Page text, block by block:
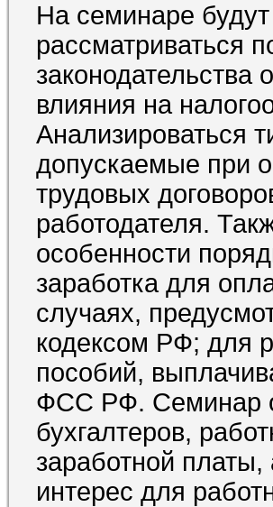
На семинаре
рассматриваться
законодательства
влияния на
Анализироваться
допускаемые при
трудовых
работодателя.
особенности
заработка для
случаях,
кодексом РФ; для
пособий,
ФСС РФ. Семинар
бухгалтеров,
заработной платы,
интерес для